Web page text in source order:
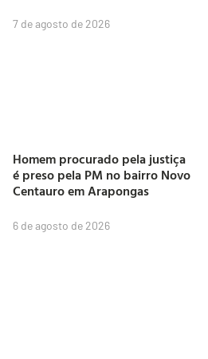
7 de agosto de 2026
Homem procurado pela justiça
é preso pela PM no bairro Novo
Centauro em Arapongas
6 de agosto de 2026